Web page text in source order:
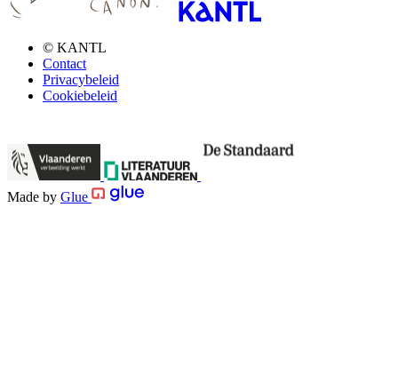
© KANTL
Contact
Privacybeleid
Cookiebeleid
Made by Glue